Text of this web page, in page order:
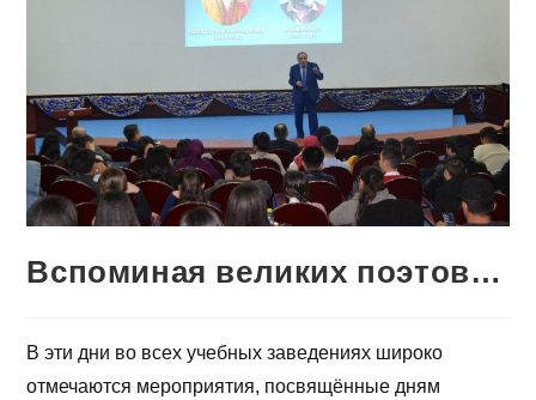
Вспоминая великих поэтов…
В эти дни во всех учебных заведениях широко
отмечаются мероприятия, посвящённые дням